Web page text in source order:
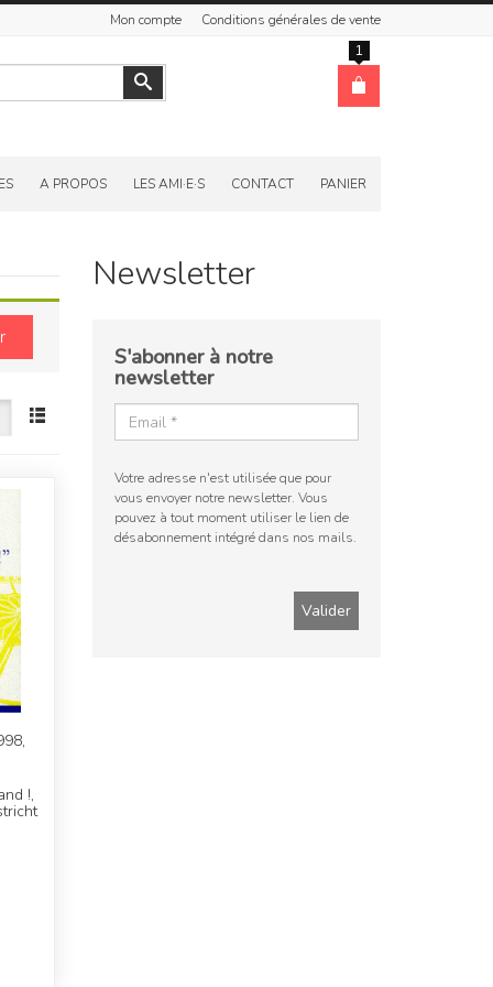
Mon compte Conditions générales de vente
1
A PROPOS LES AMI·E·S CONTACT PANIER
!,
Newsletter
S'abonner à notre
newsletter
Votre adresse n'est utilisée que pour
vous envoyer notre newsletter. Vous
pouvez à tout moment utiliser le lien de
désabonnement intégré dans nos mails.